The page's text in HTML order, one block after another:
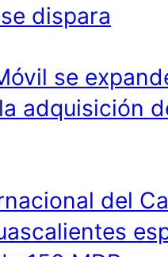
dispara
se
adquisición
del